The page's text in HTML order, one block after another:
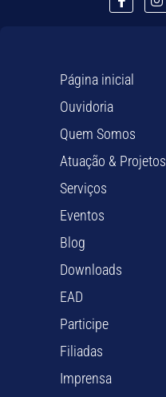
Página inicial
Ouvidoria
Quem Somos
Atuação & Projetos
Serviços
Eventos
Blog
Downloads
EAD
Participe
Filiadas
Imprensa